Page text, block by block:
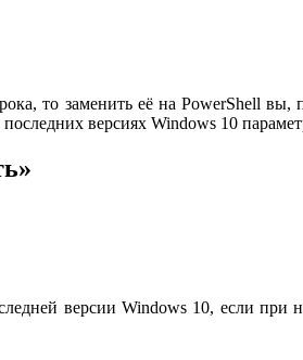
то заменить её на PowerShell
версиях Windows 10
версии Windows 10, если